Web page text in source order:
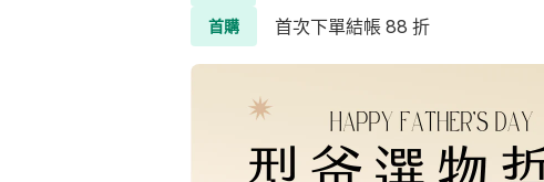
首購 首次下單結帳 88 折